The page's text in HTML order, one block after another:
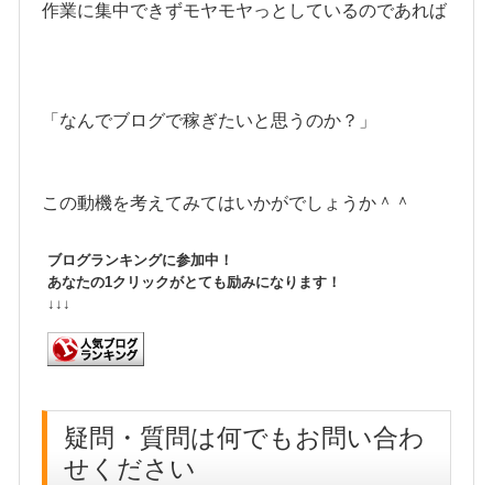
作業に集中できずモヤモヤっとしているのであれば
「なんでブログで稼ぎたいと思うのか？」
この動機を考えてみてはいかがでしょうか＾＾
ブログランキングに参加中！
あなたの1クリックがとても励みになります！
↓↓↓
疑問・質問は何でもお問い合わ
せください